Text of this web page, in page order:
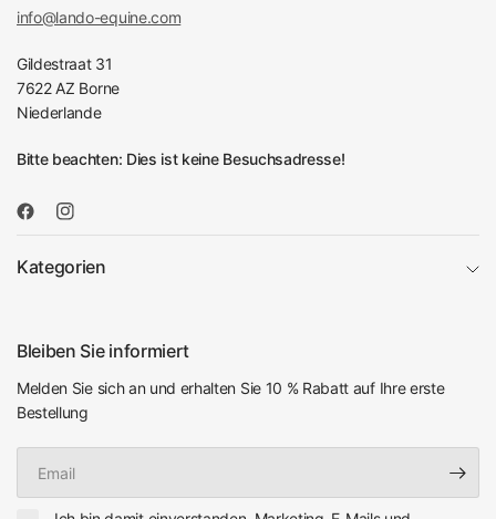
info@lando-equine.com
Gildestraat 31
7622 AZ Borne
Niederlande
Bitte beachten: Dies ist keine Besuchsadresse!
Kategorien
Bleiben Sie informiert
Melden Sie sich an und erhalten Sie 10 % Rabatt auf Ihre erste
Bestellung